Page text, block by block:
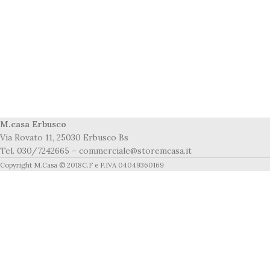
M.casa Erbusco
Via Rovato 11, 25030 Erbusco Bs
Tel. 030/7242665 – commerciale@storemcasa.it
Copyright M.Casa © 2018C.F e P.IVA 04049360169